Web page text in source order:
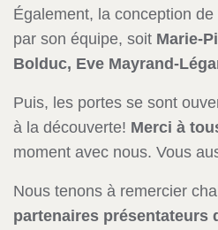
Également, la conception
par son équipe, soit Marie-
Bolduc, Eve Mayrand-
Puis, les portes se sont
à la découverte! Merci à
moment avec nous. Vous
Nous tenons à remercier
partenaires présentateurs